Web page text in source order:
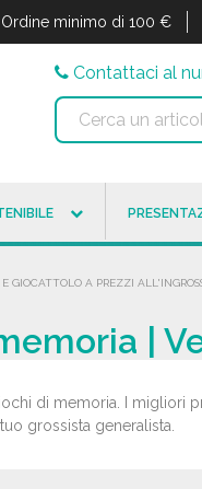
Ordine minimo di 100 €
Contattaci al
E GIOCATTOLO A PREZZI
|
di memoria. I migliori
grossista generalista.